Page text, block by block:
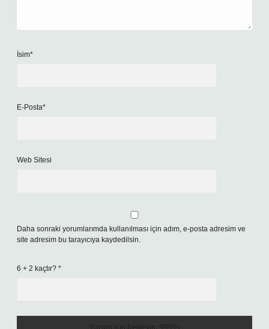
İsim*
E-Posta*
Web Sitesi
Daha sonraki yorumlarımda kullanılması için adım, e-posta adresim ve
site adresim bu tarayıcıya kaydedilsin.
6 + 2 kaçtır? *